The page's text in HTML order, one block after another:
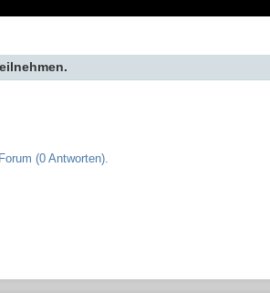
(0 Antworten).